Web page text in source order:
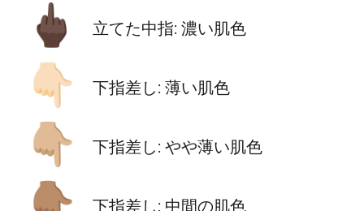
🖕🏿 立てた中指: 濃い肌色
👇🏻 下指差し: 薄い肌色
👇🏼 下指差し: やや薄い肌色
下指差し: 中間の肌色